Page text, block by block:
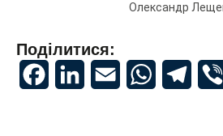
Олександр
Поділитися:
FacebookLinkedInEmail WhatsApp